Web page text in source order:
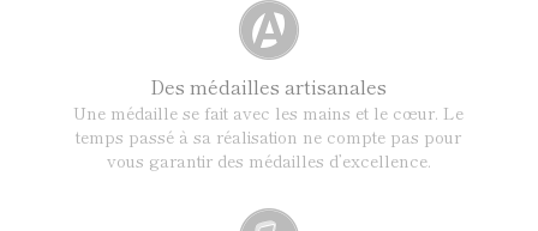
Des médailles artisanales
Une médaille se fait avec les mains et le cœur. Le
temps passé à sa réalisation ne compte pas pour
vous garantir des médailles d’excellence.